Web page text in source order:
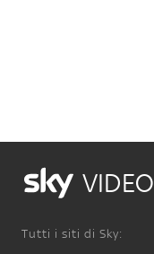
VIDEO
Tutti i siti di Sky: